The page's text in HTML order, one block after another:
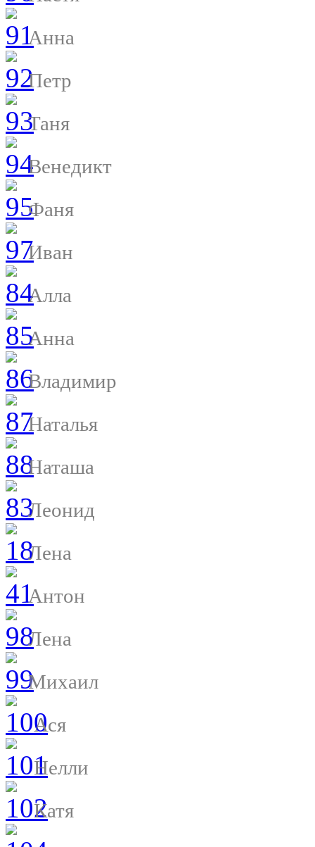
Анна
Петр
Таня
Венедикт
Фаня
Иван
Алла
Анна
Владимир
Наталья
Наташа
Леонид
Лена
Антон
Лена
Михаил
Ася
Нелли
Катя